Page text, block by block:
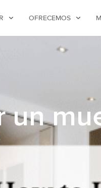
OFRECEMOS
un